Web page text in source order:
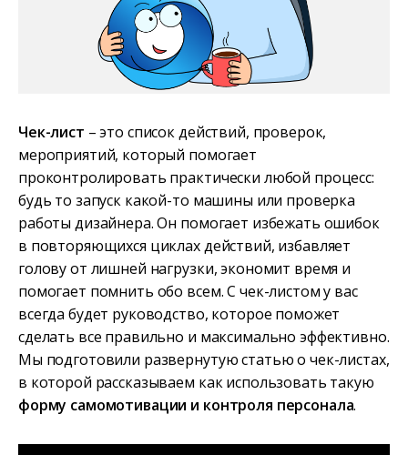
Чек-лист – это список действий, проверок,
мероприятий, который помогает
проконтролировать практически любой процесс:
будь то запуск какой-то машины или проверка
работы дизайнера. Он помогает избежать ошибок
в повторяющихся циклах действий, избавляет
голову от лишней нагрузки, экономит время и
помогает помнить обо всем. С чек-листом у вас
всегда будет руководство, которое поможет
сделать все правильно и максимально эффективно.
Мы подготовили развернутую статью о чек-листах,
в которой рассказываем как использовать такую
форму самомотивации и контроля персонала.